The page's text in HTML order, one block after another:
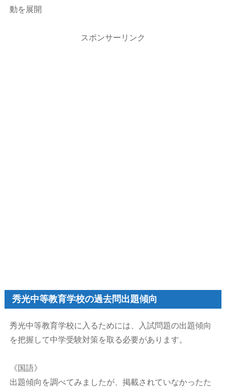
動を展開
スポンサーリンク
秀光中等教育学校の過去問出題傾向
秀光中等教育学校に入るためには、入試問題の出題傾向
を把握して中学受験対策を取る必要があります。
《国語》
出題傾向を調べてみましたが、掲載されていなかったた